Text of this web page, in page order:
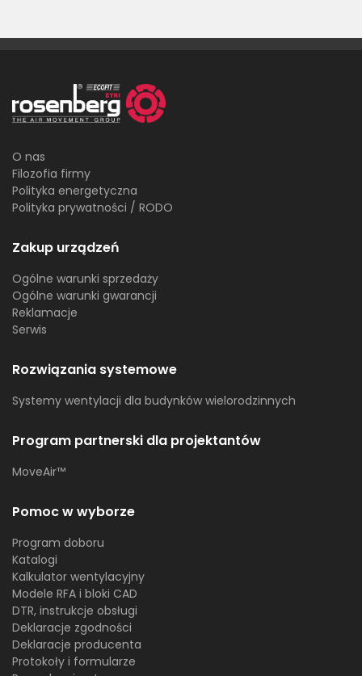
O nas
Filozofia firmy
Polityka energetyczna
Polityka prywatności / RODO
Zakup urządzeń
Ogólne warunki sprzedaży
Ogólne warunki gwarancji
Reklamacje
Serwis
Rozwiązania systemowe
Systemy wentylacji dla budynków wielorodzinnych
Program partnerski dla projektantów
MoveAir™
Pomoc w wyborze
Program doboru
Katalogi
Kalkulator wentylacyjny
Modele RFA i bloki CAD
DTR, instrukcje obsługi
Deklaracje zgodności
Deklaracje producenta
Protokoły i formularze